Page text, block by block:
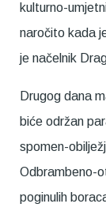
kulturno-
naročito kada
je načelnik
Drugog dana
biće održan
spomen-
Odbrambeno-
poginulih